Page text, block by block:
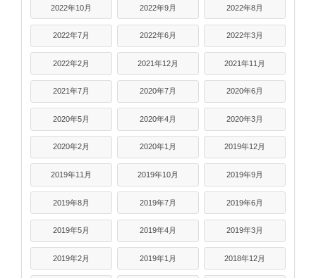
2022年10月 2022年9月 2022年8月
2022年7月 2022年6月 2022年3月
2022年2月 2021年12月 2021年11月
2021年7月 2020年7月 2020年6月
2020年5月 2020年4月 2020年3月
2020年2月 2020年1月 2019年12月
2019年11月 2019年10月 2019年9月
2019年8月 2019年7月 2019年6月
2019年5月 2019年4月 2019年3月
2019年2月 2019年1月 2018年12月